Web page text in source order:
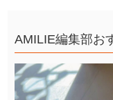
AMILIE編集部お